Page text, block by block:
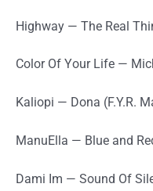
Highway — The Real
Color Of Your Life —
Kaliopi — Dona (F.Y.R.
ManuElla — Blue and
Dami Im — Sound Of